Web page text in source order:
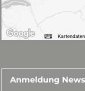
Anmeldung